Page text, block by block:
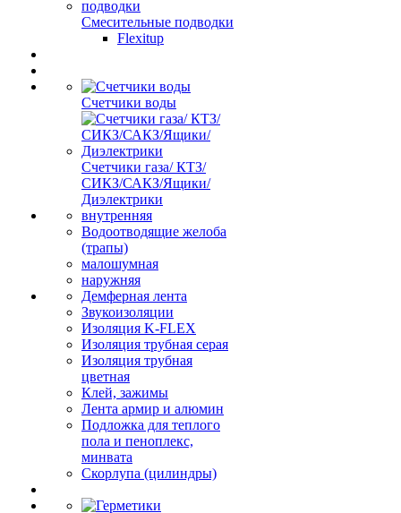
Смесительные подводки
Flexitup
Счетчики воды
Счетчики газа/ КТЗ/
СИКЗ/САКЗ/Ящики/
Диэлектрики
внутренняя
Водоотводящие желоба
(трапы)
малошумная
наружняя
Демферная лента
Звукоизоляции
Изоляция K-FLEX
Изоляция трубная серая
Изоляция трубная
цветная
Клей, зажимы
Лента армир и алюмин
Подложка для теплого
пола и пеноплекс,
минвата
Скорлупа (цилиндры)